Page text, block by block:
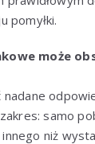
pomyłki.
może
nadane
samo
niż